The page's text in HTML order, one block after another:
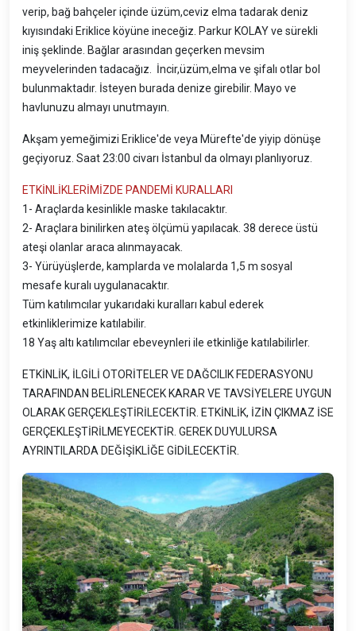
verip, bağ bahçeler içinde üzüm,ceviz elma tadarak deniz
kıyısındaki Eriklice köyüne ineceğiz. Parkur KOLAY ve sürekli
iniş şeklinde. Bağlar arasından geçerken mevsim
meyvelerinden tadacağız. İncir,üzüm,elma ve şifalı otlar bol
bulunmaktadır. İsteyen burada denize girebilir. Mayo ve
havlunuzu almayı unutmayın.
Akşam yemeğimizi Eriklice'de veya Mürefte'de yiyip dönüşe
geçiyoruz. Saat 23:00 civarı İstanbul da olmayı planlıyoruz.
ETKİNLİKLERİMİZDE PANDEMİ KURALLARI
1- Araçlarda kesinlikle maske takılacaktır.
2- Araçlara binilirken ateş ölçümü yapılacak. 38 derece üstü
ateşi olanlar araca alınmayacak.
3- Yürüyüşlerde, kamplarda ve molalarda 1,5 m sosyal
mesafe kuralı uygulanacaktır.
Tüm katılımcılar yukarıdaki kuralları kabul ederek
etkinliklerimize katılabilir.
18 Yaş altı katılımcılar ebeveynleri ile etkinliğe katılabilirler.
ETKİNLİK, İLGİLİ OTORİTELER VE DAĞCILIK FEDERASYONU
TARAFINDAN BELİRLENECEK KARAR VE TAVSİYELERE UYGUN
OLARAK GERÇEKLEŞTİRİLECEKTİR. ETKİNLİK, İZİN ÇIKMAZ İSE
GERÇEKLEŞTİRİLMEYECEKTİR. GEREK DUYULURSA
AYRINTILARDA DEĞİŞİKLİĞE GİDİLECEKTİR.